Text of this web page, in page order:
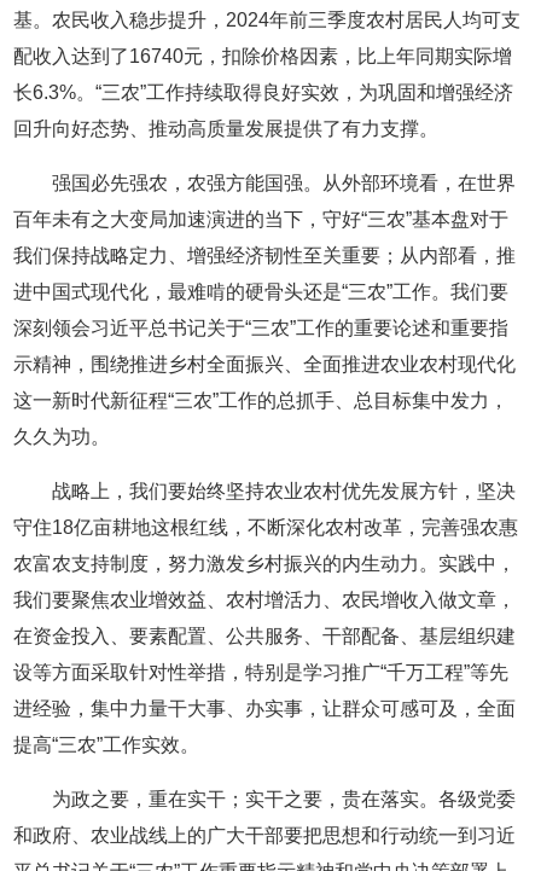
基。农民收入稳步提升，2024年前三季度农村居民人均可支
配收入达到了16740元，扣除价格因素，比上年同期实际增
长6.3%。“三农”工作持续取得良好实效，为巩固和增强经济
回升向好态势、推动高质量发展提供了有力支撑。
强国必先强农，农强方能国强。从外部环境看，在世界
百年未有之大变局加速演进的当下，守好“三农”基本盘对于
我们保持战略定力、增强经济韧性至关重要；从内部看，推
进中国式现代化，最难啃的硬骨头还是“三农”工作。我们要
深刻领会习近平总书记关于“三农”工作的重要论述和重要指
示精神，围绕推进乡村全面振兴、全面推进农业农村现代化
这一新时代新征程“三农”工作的总抓手、总目标集中发力，
久久为功。
战略上，我们要始终坚持农业农村优先发展方针，坚决
守住18亿亩耕地这根红线，不断深化农村改革，完善强农惠
农富农支持制度，努力激发乡村振兴的内生动力。实践中，
我们要聚焦农业增效益、农村增活力、农民增收入做文章，
在资金投入、要素配置、公共服务、干部配备、基层组织建
设等方面采取针对性举措，特别是学习推广“千万工程”等先
进经验，集中力量干大事、办实事，让群众可感可及，全面
提高“三农”工作实效。
为政之要，重在实干；实干之要，贵在落实。各级党委
和政府、农业战线上的广大干部要把思想和行动统一到习近